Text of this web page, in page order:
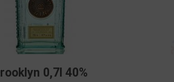
0,7l 40%